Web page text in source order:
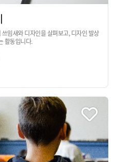
임새와 디자인을 살펴보고, 디자인 발상
활동입니다.